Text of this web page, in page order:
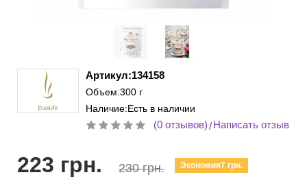
Артикул:134158
Объем:300 г
Наличие:Есть в наличии
(0 отзывов)/Написать отзыв
223 грн. 230 грн. Экономия7 грн.